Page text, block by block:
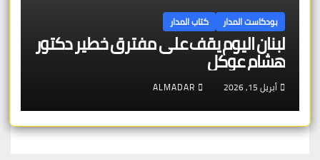
بودكاست المدار كتاب المدار
لبنان اليوم يقف على مفترق خطير دكتور
هشام عوكل
أبريل 15, 2026 ALMADAR